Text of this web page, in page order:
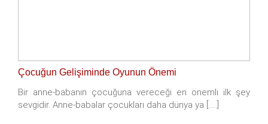
Çocuğun Gelişiminde Oyunun Önemi
Bir anne-babanın çocuğuna vereceği en önemli ilk şey
sevgidir. Anne-babalar çocukları daha dünya ya [.....]